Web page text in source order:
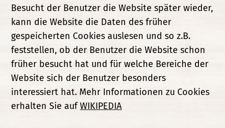
Besucht der Benutzer die Website später wieder,
kann die Website die Daten des früher
gespeicherten Cookies auslesen und so z.B.
feststellen, ob der Benutzer die Website schon
früher besucht hat und für welche Bereiche der
Website sich der Benutzer besonders
interessiert hat. Mehr Informationen zu Cookies
erhalten Sie aufWIKIPEDIA